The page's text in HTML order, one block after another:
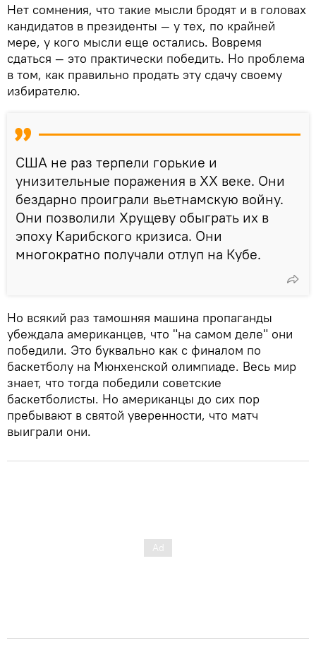
Нет сомнения, что такие мысли бродят и в головах
кандидатов в президенты — у тех, по крайней
мере, у кого мысли еще остались. Вовремя
сдаться — это практически победить. Но проблема
в том, как правильно продать эту сдачу своему
избирателю.
США не раз терпели горькие и
унизительные поражения в XX веке. Они
бездарно проиграли вьетнамскую войну.
Они позволили Хрущеву обыграть их в
эпоху Карибского кризиса. Они
многократно получали отлуп на Кубе.
Но всякий раз тамошняя машина пропаганды
убеждала американцев, что "на самом деле" они
победили. Это буквально как с финалом по
баскетболу на Мюнхенской олимпиаде. Весь мир
знает, что тогда победили советские
баскетболисты. Но американцы до сих пор
пребывают в святой уверенности, что матч
выиграли они.